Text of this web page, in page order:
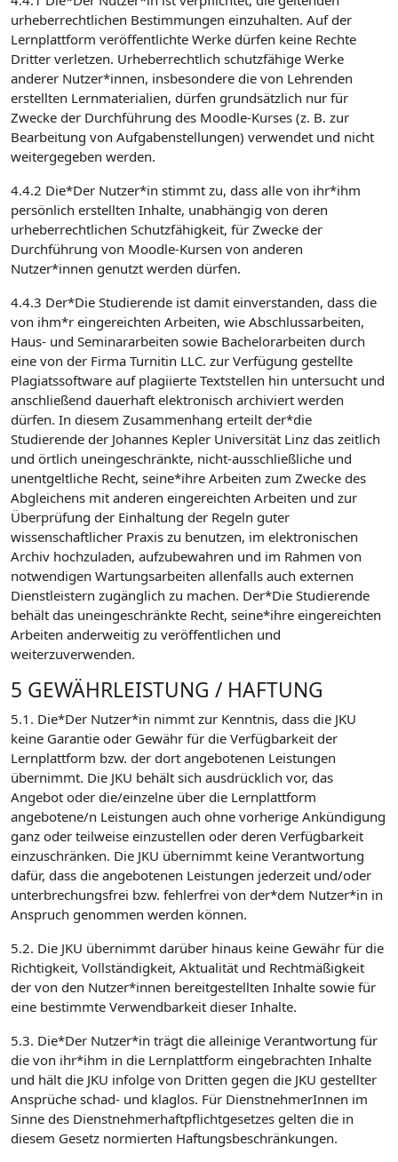
urheberrechtlichen Bestimmungen einzuhalten. Auf der
Lernplattform veröffentlichte Werke dürfen keine Rechte
Dritter verletzen. Urheberrechtlich schutzfähige Werke
anderer Nutzer*innen, insbesondere die von Lehrenden
erstellten Lernmaterialien, dürfen grundsätzlich nur für
Zwecke der Durchführung des Moodle-Kurses (z. B. zur
Bearbeitung von Aufgabenstellungen) verwendet und nicht
weitergegeben werden.
4.4.2 Die*Der Nutzer*in stimmt zu, dass alle von ihr*ihm
persönlich erstellten Inhalte, unabhängig von deren
urheberrechtlichen Schutzfähigkeit, für Zwecke der
Durchführung von Moodle-Kursen von anderen
Nutzer*innen genutzt werden dürfen.
4.4.3 Der*Die Studierende ist damit einverstanden, dass die
von ihm*r eingereichten Arbeiten, wie Abschlussarbeiten,
Haus- und Seminararbeiten sowie Bachelorarbeiten durch
eine von der Firma Turnitin LLC. zur Verfügung gestellte
Plagiatssoftware auf plagiierte Textstellen hin untersucht und
anschließend dauerhaft elektronisch archiviert werden
dürfen. In diesem Zusammenhang erteilt der*die
Studierende der Johannes Kepler Universität Linz das zeitlich
und örtlich uneingeschränkte, nicht-ausschließliche und
unentgeltliche Recht, seine*ihre Arbeiten zum Zwecke des
Abgleichens mit anderen eingereichten Arbeiten und zur
Überprüfung der Einhaltung der Regeln guter
wissenschaftlicher Praxis zu benutzen, im elektronischen
Archiv hochzuladen, aufzubewahren und im Rahmen von
notwendigen Wartungsarbeiten allenfalls auch externen
Dienstleistern zugänglich zu machen. Der*Die Studierende
behält das uneingeschränkte Recht, seine*ihre eingereichten
Arbeiten anderweitig zu veröffentlichen und
weiterzuverwenden.
5 GEWÄHRLEISTUNG / HAFTUNG
5.1. Die*Der Nutzer*in nimmt zur Kenntnis, dass die JKU
keine Garantie oder Gewähr für die Verfügbarkeit der
Lernplattform bzw. der dort angebotenen Leistungen
übernimmt. Die JKU behält sich ausdrücklich vor, das
Angebot oder die/einzelne über die Lernplattform
angebotene/n Leistungen auch ohne vorherige Ankündigung
ganz oder teilweise einzustellen oder deren Verfügbarkeit
einzuschränken. Die JKU übernimmt keine Verantwortung
dafür, dass die angebotenen Leistungen jederzeit und/oder
unterbrechungsfrei bzw. fehlerfrei von der*dem Nutzer*in in
Anspruch genommen werden können.
5.2. Die JKU übernimmt darüber hinaus keine Gewähr für die
Richtigkeit, Vollständigkeit, Aktualität und Rechtmäßigkeit
der von den Nutzer*innen bereitgestellten Inhalte sowie für
eine bestimmte Verwendbarkeit dieser Inhalte.
5.3. Die*Der Nutzer*in trägt die alleinige Verantwortung für
die von ihr*ihm in die Lernplattform eingebrachten Inhalte
und hält die JKU infolge von Dritten gegen die JKU gestellter
Ansprüche schad- und klaglos. Für DienstnehmerInnen im
Sinne des Dienstnehmerhaftpflichtgesetzes gelten die in
diesem Gesetz normierten Haftungsbeschränkungen.